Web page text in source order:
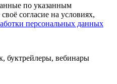
по указанным
согласие на условиях,
персональных данных
буктрейлеры, вебинары